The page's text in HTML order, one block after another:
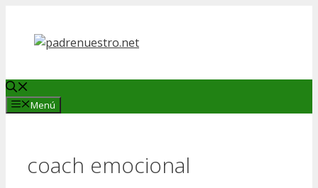
contenido
Menú
coach emocional